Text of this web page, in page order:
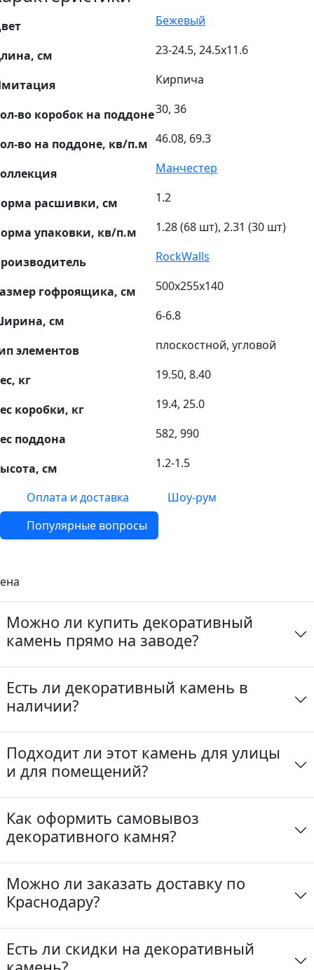
Бежевый
см 23-24.5, 24.5х11.6
Кирпича
во коробок на поддоне30, 36
во на поддоне, кв/п.м 46.08, 69.3
Манчестер
расшивки, см 1.2
упаковки, кв/п.м 1.28 (68 шт), 2.31 (30 шт)
RockWalls
гофроящика, см 500х255х140
см 6-6.8
элементов плоскостной, угловой
кг 19.50, 8.40
коробки, кг 19.4, 25.0
поддона 582, 990
см 1.2-1.5
Оплата и доставка
Шоу-рум
Популярные вопросы
Можно ли купить декоративный
камень прямо на заводе?
Есть ли декоративный камень в
наличии?
Подходит ли этот камень для улицы
и для помещений?
Как оформить самовывоз
декоративного камня?
Можно ли заказать доставку по
Краснодару?
Есть ли скидки на декоративный